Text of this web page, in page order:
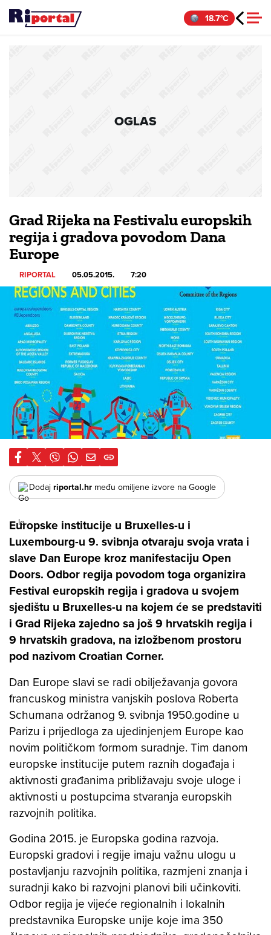
Skip
18.7°C
OGLAS
Grad Rijeka na Festivalu europskih
regija i gradova povodom Dana
Europe
RIPORTAL 05.05.2015. 7:20
Dodaj riportal.hr među omiljene izvore na Google
Europske institucije u Bruxelles-u i
Luxembourg-u 9. svibnja otvaraju svoja vrata i
slave Dan Europe kroz manifestaciju Open
Doors. Odbor regija povodom toga organizira
Festival europskih regija i gradova u svojem
sjedištu u Bruxelles-u na kojem će se predstaviti
i Grad Rijeka zajedno sa još 9 hrvatskih regija i
9 hrvatskih gradova, na izložbenom prostoru
pod nazivom Croatian Corner.
Dan Europe slavi se radi obilježavanja govora
francuskog ministra vanjskih poslova Roberta
Schumana održanog 9. svibnja 1950.godine u
Parizu i prijedloga za ujedinjenjem Europe kao
novim političkom formom suradnje. Tim danom
europske institucije putem raznih događaja i
aktivnosti građanima približavaju svoje uloge i
aktivnosti u postupcima stvaranja europskih
razvojnih politika.
Godina 2015. je Europska godina razvoja.
Europski gradovi i regije imaju važnu ulogu u
postavljanju razvojnih politika, razmjeni znanja i
suradnji kako bi razvojni planovi bili učinkoviti.
Odbor regija je vijeće regionalnih i lokalnih
predstavnika Europske unije koje ima 350